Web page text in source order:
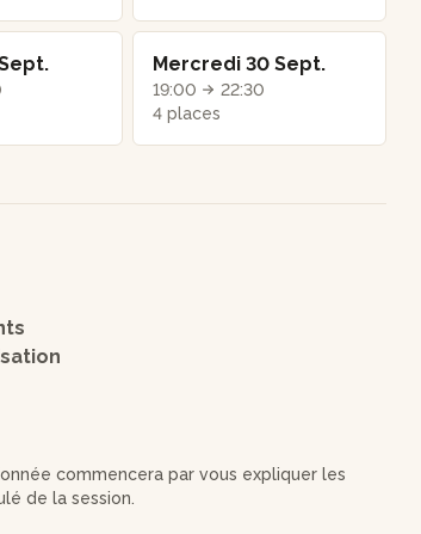
Mercredi 30 Sept.
19:00
22:30
4 places
commencera par vous expliquer les
de la session.